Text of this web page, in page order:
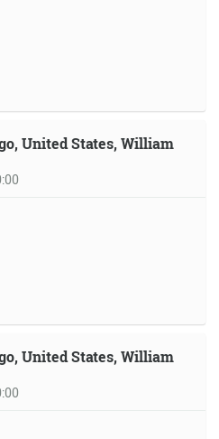
United States, William
United States, William